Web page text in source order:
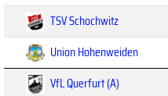
TSV Schochwitz
Union Hohenweiden
VfL Querfurt (A)